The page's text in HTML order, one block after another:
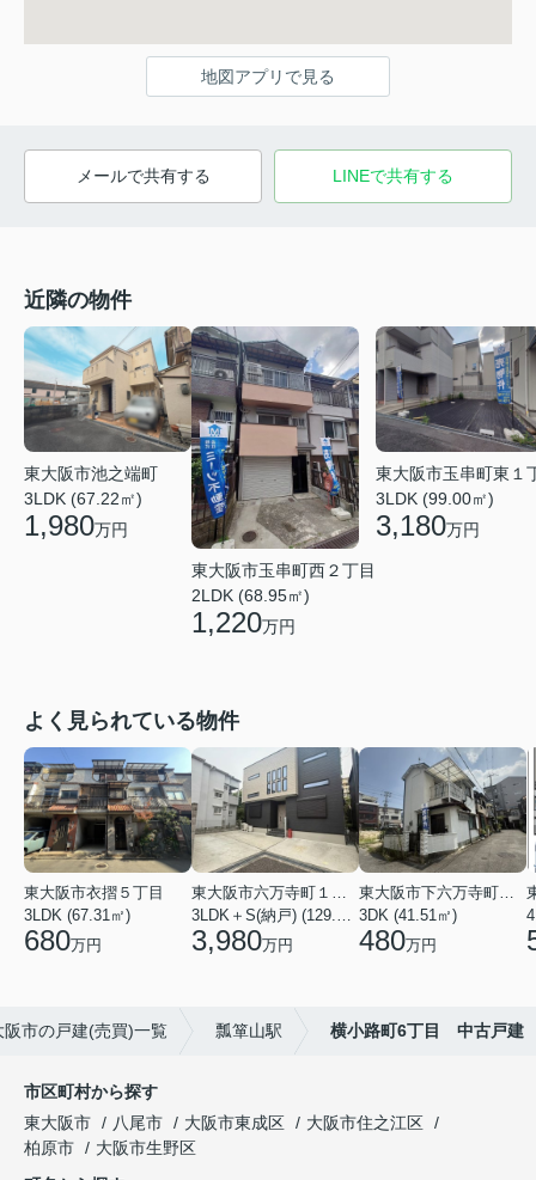
地図アプリで見る
メールで共有する LINEで共有する
近隣の物件
東大阪市池之端町
3LDK (67.22㎡)
1,980万円
東大阪市玉串町西２丁目
2LDK (68.95㎡)
1,220万円
東大阪市玉串町東１
3LDK (99.00㎡)
3,180万円
よく見られている物件
東大阪市衣摺５丁目
3LDK (67.31㎡)
680万円
東大阪市六万寺町１丁目
3LDK＋S(納戸) (129.17㎡)
3,980万円
東大阪市下六万寺町２丁目
3DK (41.51㎡)
480万円
阪市の戸建(売買)一覧 瓢箪山駅 横小路町6丁目 中古戸建
市区町村から探す
東大阪市
八尾市 大阪市東成区
大阪市住之江区
柏原市
大阪市生野区